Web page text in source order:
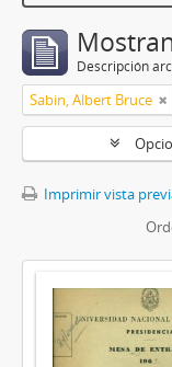
Descripción
Sabin, Albert Bruce
Imprimir vista